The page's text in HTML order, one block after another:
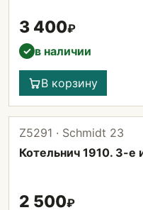
3 400₽
✓ в наличии
В корзину
Z5291 · Schmidt 23
Котельнич 1910. 3-е
2 500₽